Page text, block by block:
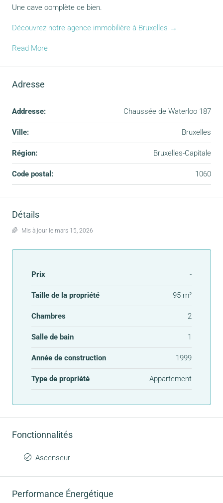
Une cave complète ce bien.
Découvrez notre agence immobilière à Bruxelles →
Read More
Adresse
Addresse: Chaussée de Waterloo 187
Ville: Bruxelles
Région: Bruxelles-Capitale
Code postal: 1060
Détails
Mis à jour le mars 15, 2026
Prix -
Taille de la propriété 95 m²
Chambres 2
Salle de bain 1
Année de construction 1999
Type de propriété Appartement
Fonctionnalités
Ascenseur
Performance Énergétique